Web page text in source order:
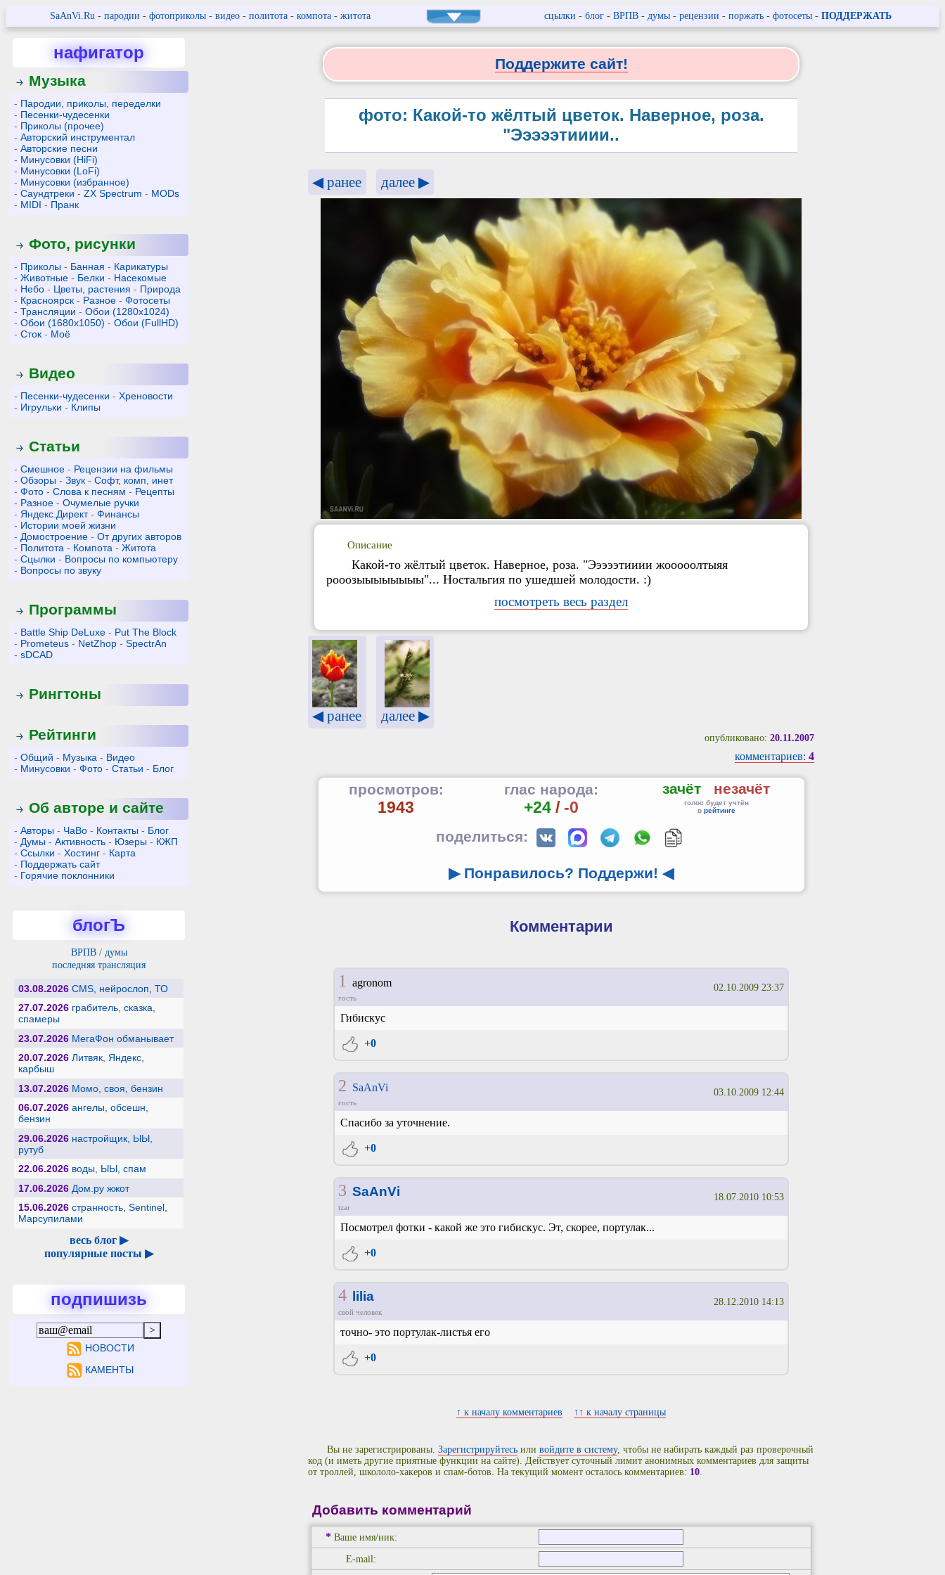
SaAnVi.Ru- пародии - фотоприколы- видео- политота- компота- житота сцылки - блог- ВРПВ- думы- рецензии - поржать- фотосеты - ПОДДЕРЖАТЬ
нафигатор
Музыка
- Пародии, приколы, переделки
- Песенки-чудесенки
- Приколы (прочее)
-Авторский инструментал
-Авторские песни
- Минусовки (HiFi)
- Минусовки (LoFi)
- Минусовки (избранное)
-Саундтреки -ZX Spectrum - MODs
- MIDI - Пранк
Фото, рисунки
- Приколы - Банная - Карикатуры
-Животные - Белки - Насекомые
- Небо - Цветы, растения - Природа
- Красноярск - Разное -Фотосеты
-Трансляции -Обои (1280x1024)
-Обои (1680x1050) -Обои (FullHD)
-Сток - Моё
Видео
- Песенки-чудесенки -Хреновости
- Игрульки - Клипы
Статьи
-Смешное - Рецензии на фильмы
-Обзоры -Звук -Софт, комп, инет
-Фото -Слова к песням - Рецепты
- Разное -Очумелые ручки
- Яндекс.Директ-Финансы
- Истории моей жизни
- Домостроение -От других авторов
- Политота - Компота -Житота
-Сцылки - Вопросы по компьютеру
- Вопросы по звуку
Программы
- Battle Ship DeLuxe - Put The Block
- Prometeus - NetZhop -SpectrAn
-sDCAD
Рингтоны
Рейтинги
-Общий - Музыка - Видео
- Минусовки -Фото -Статьи - Блог
Об авторе и сайте
-Авторы - ЧаВо - Контакты - Блог
- Думы -Активность - Юзеры - КЖП
-Ссылки -Хостинг - Карта
- Поддержать сайт
- Горячие поклонники
блогЪ
ВРПВ/ думы
последняя трансляция
03.08.2026 CMS, нейрослоп, ТО
27.07.2026 грабитель, сказка,
спамеры
23.07.2026 МегаФон обманывает
20.07.2026 Литвяк, Яндекс,
карбыш
13.07.2026 Момо, своя, бензин
06.07.2026 ангелы, обсешн,
бензин
29.06.2026 настройщик, ЫЫ,
рутуб
22.06.2026 воды, ЫЫ, спам
17.06.2026 Дом.ру жжот
15.06.2026 странность, Sentinel,
Марсупилами
весь блог ▶
популярные посты ▶
подпишизь
НОВОСТИ
КАМЕНТЫ
Поддержите сайт!
фото: Какой-то жёлтый цветок. Наверное, роза.
"Эээээтииии..
◀ ранее далее ▶
Описание
Какой-то жёлтый цветок. Наверное, роза. "Эээээтииии жооооолтыяя
рооозыыыыыыыы"... Ностальгия по ушедшей молодости. :)
посмотреть весь раздел
◀ ранее далее ▶
опубликовано: 20.11.2007
комментариев: 4
просмотров:
1943
глас народа:
+24/ -0
зачёт незачёт
голос будет учтён
в рейтинге
поделиться:
▶ Понравилось? Поддержи! ◀
Комментарии
1 agronom
гость
02.10.2009 23:37
Гибискус
+0
2 SaAnVi
гость
03.10.2009 12:44
Спасибо за уточнение.
+0
3 SaAnVi
tzar
18.07.2010 10:53
Посмотрел фотки - какой же это гибискус. Эт, скорее, портулак...
+0
4 lilia
свой человек
28.12.2010 14:13
точно- это портулак-листья его
+0
↑ к началу комментариев ↑↑ к началу страницы
Вы не зарегистрированы.Зарегистрируйтесь иливойдите в систему, чтобы не набирать каждый раз проверочный
код (и иметь другие приятные функции на сайте). Действует суточный лимит анонимных комментариев для защиты
от троллей, школоло-хакеров и спам-ботов. На текущий момент осталось комментариев: 10.
Добавить комментарий
* Ваше имя/ник:
E-mail: